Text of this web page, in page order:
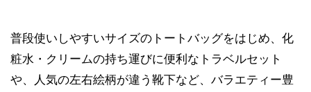
普段使いしやすいサイズのトートバッグをはじめ、化
粧水・クリームの持ち運びに便利なトラベルセット
や、人気の左右絵柄が違う靴下など、バラエティー豊